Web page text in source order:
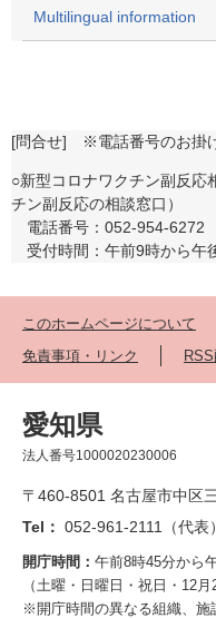
Multilingual information
[問合せ] ※電話番号のお掛
○新型コロナワクチン副反応
チン副反応の相談窓口）
電話番号：052-954-6272
受付時間：午前9時から午
このホームページについて
免責事項・リンク
愛知県
法人番号1000020230006
〒460-8501 名古屋市中区
Tel： 052-961-2111（代表）
開庁時間： 午前8時45分から
（土曜・日曜日・祝日・12
※開庁時間の異なる組織、施